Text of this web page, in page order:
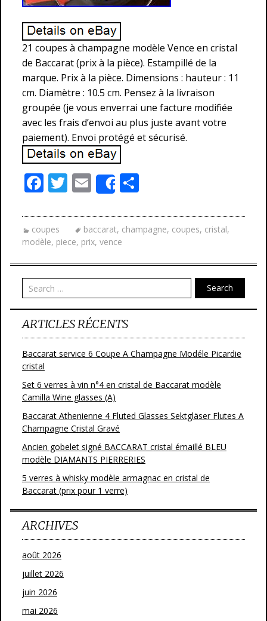
21 coupes à champagne modèle Vence en cristal
de Baccarat (prix à la pièce). Estampillé de la
marque. Prix à la pièce. Dimensions : hauteur : 11
cm. Diamètre : 10.5 cm. Pensez à la livraison
groupée (je vous enverrai une facture modifiée
avec les frais d’envoi au plus juste avant votre
paiement). Envoi protégé et sécurisé.
F
e
b
o
o
k
T
itt
er
E
m
ai
l
Share
ta
g
er
coupes baccarat, champagne, coupes, cristal,
modèle, piece, prix, vence
Search
ARTICLES RÉCENTS
Baccarat service 6 Coupe A Champagne Modéle Picardie
cristal
Set 6 verres à vin n°4 en cristal de Baccarat modèle
Camilla Wine glasses (A)
Baccarat Athenienne 4 Fluted Glasses Sektgläser Flutes A
Champagne Cristal Gravé
Ancien gobelet signé BACCARAT cristal émaillé BLEU
modèle DIAMANTS PIERRERIES
5 verres à whisky modèle armagnac en cristal de
Baccarat (prix pour 1 verre)
ARCHIVES
août 2026
juillet 2026
juin 2026
mai 2026